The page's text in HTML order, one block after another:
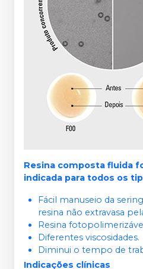
Resina composta fluida
indicada para todos os
Fácil manuseio da
resina não extravasa
Resina
Diferentes viscosidades.
Diminui o tempo de
Indicações clínicas